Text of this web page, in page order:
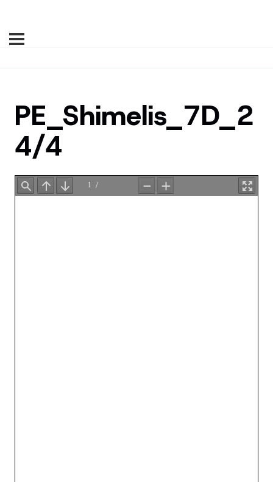
PE_Shimelis_7D_2
4/4